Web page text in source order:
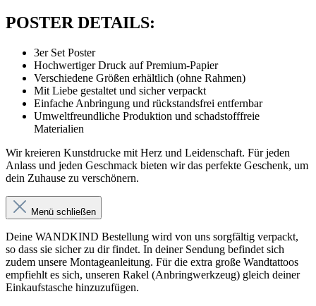
POSTER DETAILS:
3er Set Poster
Hochwertiger Druck auf Premium-Papier
Verschiedene Größen erhältlich (ohne Rahmen)
Mit Liebe gestaltet und sicher verpackt
Einfache Anbringung und rückstandsfrei entfernbar
Umweltfreundliche Produktion und schadstofffreie
Materialien
Wir kreieren Kunstdrucke mit Herz und Leidenschaft. Für jeden
Anlass und jeden Geschmack bieten wir das perfekte Geschenk, um
dein Zuhause zu verschönern.
Menü schließen
Deine WANDKIND Bestellung wird von uns sorgfältig verpackt,
so dass sie sicher zu dir findet. In deiner Sendung befindet sich
zudem unsere Montageanleitung. Für die extra große Wandtattoos
empfiehlt es sich, unseren Rakel (Anbringwerkzeug) gleich deiner
Einkaufstasche hinzuzufügen.